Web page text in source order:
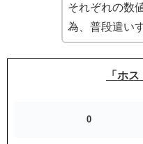
それぞれの数
為、普段遣い
「ホ
0